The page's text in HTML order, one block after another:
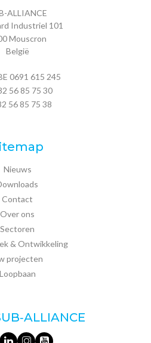
ALLIANCE
Industriel 101
Mouscron
België
0691 615 245
56 85 75 30
56 85 75 38
Nieuws
Contact
Over ons
Sectoren
& Ontwikkeling
projecten
Loopbaan